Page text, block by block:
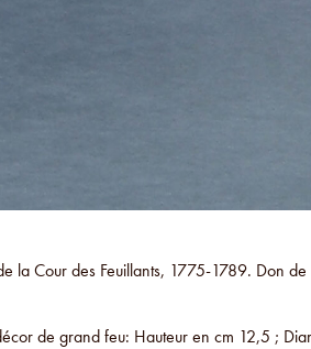
la Cour des Feuillants, 1775-1789. Don
de grand feu: Hauteur en cm 12,5 ;